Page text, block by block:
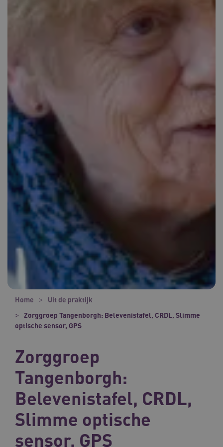
Home
Uit de praktijk
Zorggroep Tangenborgh: Belevenistafel, CRDL, Slimme
optische sensor, GPS
Zorggroep
Tangenborgh:
Belevenistafel, CRDL,
Slimme optische
sensor, GPS